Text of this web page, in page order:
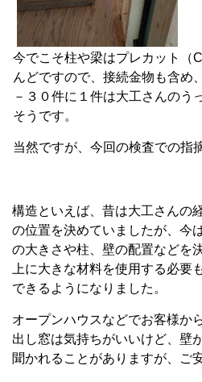
今でこそ柱や梁はプレカット（
んどですので、接続金物も含め
－３０件に１件は大工さんのう
そうです。
当然ですが、今回の検査での指
構造といえば、昔は大工さんの
の位置を決めていましたが、今
の大きさや柱、壁の配置などを
上に大きな材料を使用する必要
できるようになりました。
オープンハウスなどでお客様か
出し窓は気持ちがいいけど、壁
聞かれることがありますが、ご